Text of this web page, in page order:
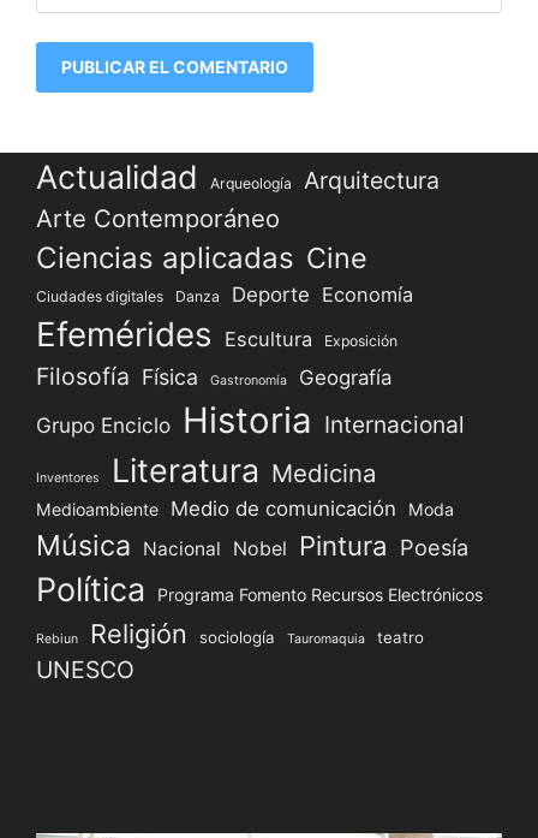
Actualidad Arqueología Arquitectura
Arte Contemporáneo
Ciencias aplicadas Cine
Ciudades digitales Danza Deporte Economía
Efemérides Escultura Exposición
Filosofía Física Gastronomía Geografía
Grupo Enciclo Historia Internacional
Inventores Literatura Medicina
Medioambiente Medio de comunicación Moda
Música Nacional Nobel Pintura Poesía
Política Programa Fomento Recursos Electrónicos
Rebiun Religión sociología Tauromaquia teatro
UNESCO